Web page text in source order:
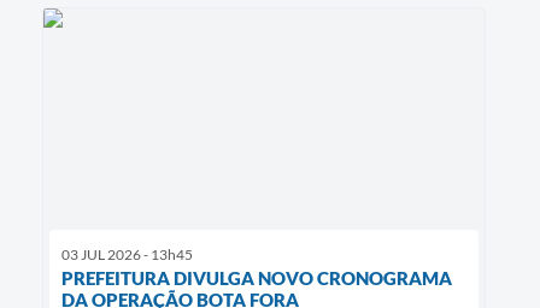
03 JUL 2026 - 13h45
PREFEITURA DIVULGA NOVO CRONOGRAMA
DA OPERAÇÃO BOTA FORA